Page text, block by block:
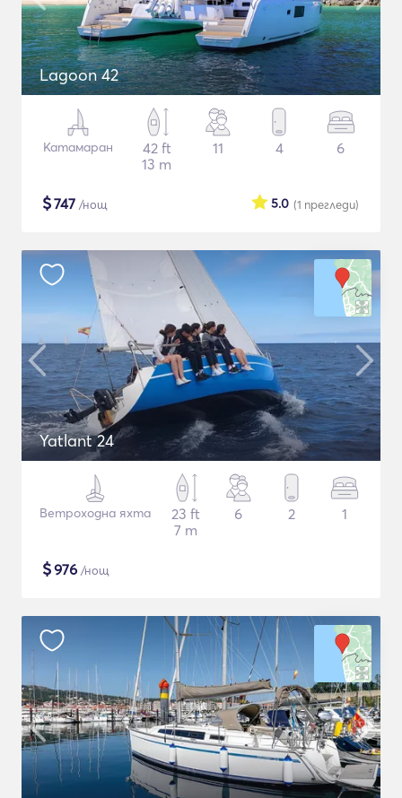
Lagoon 42
Катамаран
42 ft
13 m
11 4 6
$747 /нощ (1 прегледи)
5.0
Yatlant 24
Ветроходна яхта
23 ft
7 m
6 2 1
$976 /нощ